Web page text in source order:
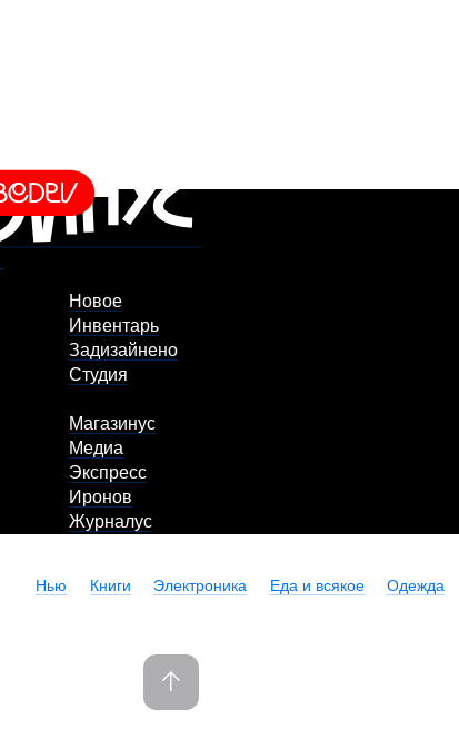
Новое
Инвентарь
Задизайнено
Студия
Магазинус
Медиа
Экспресс
Иронов
Журналус
Нью Книги Электроника Еда и всякое Одежда